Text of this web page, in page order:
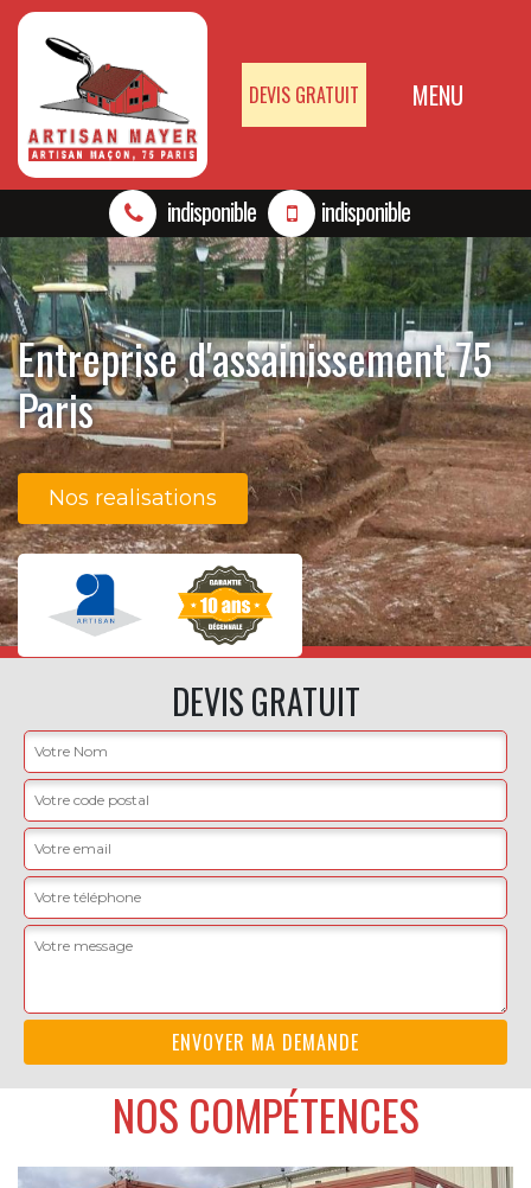
DEVIS GRATUIT MENU
indisponible indisponible
Entreprise d'assainissement 75
Paris
Nos realisations
DEVIS GRATUIT
NOS COMPÉTENCES